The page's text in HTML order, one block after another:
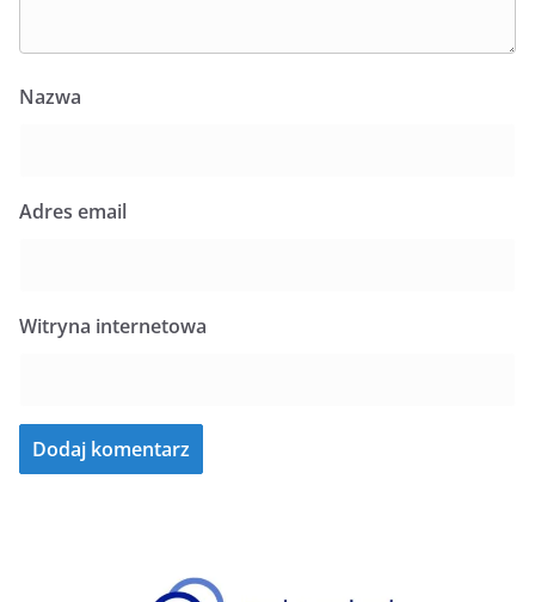
Nazwa
Adres email
Witryna internetowa